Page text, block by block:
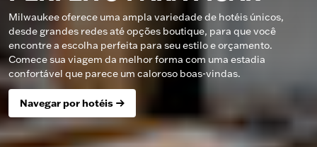
Milwaukee oferece uma ampla variedade de hotéis únicos,
desde grandes redes até opções boutique, para que você
encontre a escolha perfeita para seu estilo e orçamento.
Comece sua viagem da melhor forma com uma estadia
confortável que parece um caloroso boas-vindas.
Navegar por hotéis